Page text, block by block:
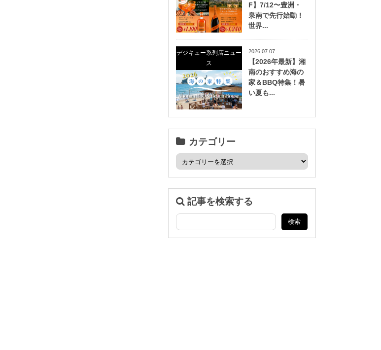
F】7/12〜豊洲・
泉南で先行始動！
世界...
デジキュー系列店ニュー
ス
2026.07.07
【2026年最新】湘
南のおすすめ海の
家＆BBQ特集！暑
い夏も...
カテゴリー
記事を検索する